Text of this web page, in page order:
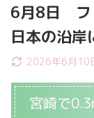
6月8日 フ
日本の沿岸
2026年6月10
宮崎で